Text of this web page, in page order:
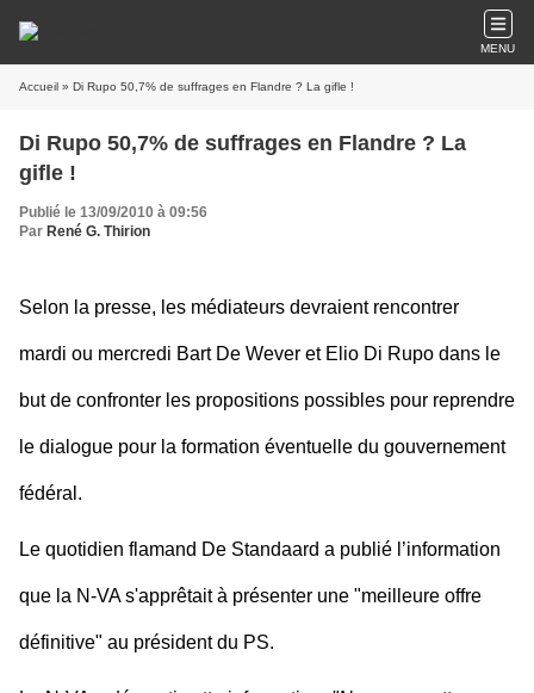
MENU
Accueil » Di Rupo 50,7% de suffrages en Flandre ? La gifle !
Di Rupo 50,7% de suffrages en Flandre ? La
gifle !
Publié le 13/09/2010 à 09:56
Par René G. Thirion
Selon la presse, les médiateurs devraient rencontrer
mardi ou mercredi Bart De Wever et Elio Di Rupo dans le
but de confronter les propositions possibles pour reprendre
le dialogue pour la formation éventuelle du gouvernement
fédéral.
Le quotidien flamand De Standaard a publié l’information
que la N-VA s'apprêtait à présenter une "meilleure offre
définitive" au président du PS.